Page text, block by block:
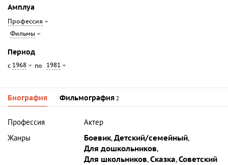
Амплуа
Профессия
Фильмы
Период
с 1968 по 1981
Биография Фильмография 2
Профессия
Актер
Жанры
Боевик,Детский/семейный,
Для дошкольников,
Для школьников,Сказка,Советский